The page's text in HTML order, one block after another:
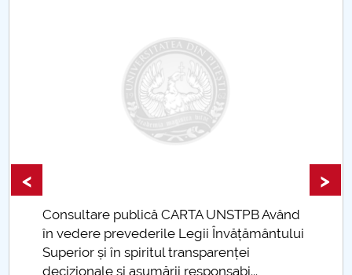
Accesibilitate pentru studenții cu dizabilități
Raportul Conducerii Centrului Universitar Pitești
privind implementarea Planului Operațional 2020-
2024
Parteneri CUP
Centrul de Consiliere și Orientare în Carieră
Consultare publică CARTA UNSTPB Având
în vedere prevederile Legii Învățământului
Superior și în spiritul transparenței
decizionale și asumării responsabi...
< >